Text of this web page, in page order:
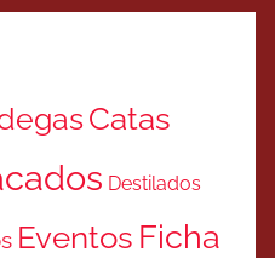
Catas
Destilados
Eventos Ficha